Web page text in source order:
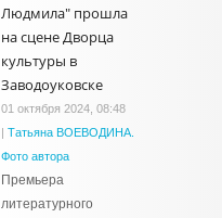
Людмила" прошла
на сцене Дворца
культуры в
Заводоуковске
01 октября 2024, 08:48
| Татьяна ВОЕВОДИНА.
Фото автора
Премьера
литературного